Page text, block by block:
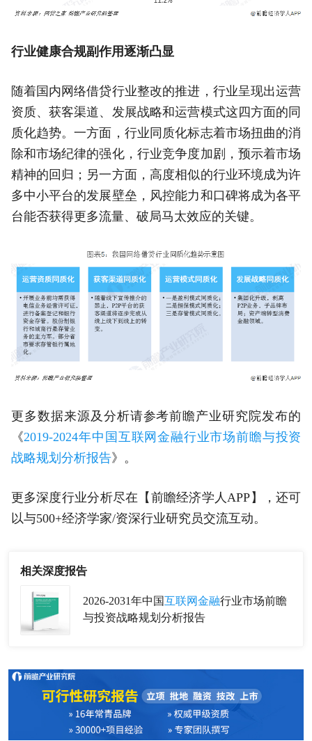
行业健康合规副作用逐渐凸显
随着国内网络借贷行业整改的推进，行业呈现出运营
资质、获客渠道、发展战略和运营模式这四方面的同
质化趋势。一方面，行业同质化标志着市场扭曲的消
除和市场纪律的强化，行业竞争度加剧，预示着市场
精神的回归；另一方面，高度相似的行业环境成为许
多中小平台的发展壁垒，风控能力和口碑将成为各平
台能否获得更多流量、破局马太效应的关键。
更多数据来源及分析请参考前瞻产业研究院发布的
《2019-2024年中国互联网金融行业市场前瞻与投资
战略规划分析报告》。
更多深度行业分析尽在【前瞻经济学人APP】，还可
以与500+经济学家/资深行业研究员交流互动。
相关深度报告
2026-2031年中国互联网金融行业市场前瞻
与投资战略规划分析报告